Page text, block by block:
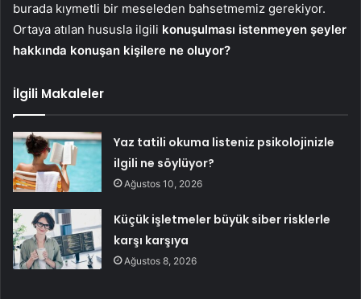
burada kıymetli bir meseleden bahsetmemiz gerekiyor.
Ortaya atılan hususla ilgili konuşulması istenmeyen şeyler
hakkında konuşan kişilere ne oluyor?
İlgili Makaleler
Yaz tatili okuma listeniz psikolojinizle
ilgili ne söylüyor?
Ağustos 10, 2026
Küçük işletmeler büyük siber risklerle
karşı karşıya
Ağustos 8, 2026